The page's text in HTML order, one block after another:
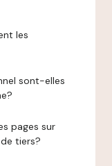
les
sont-elles
pages sur
tiers?